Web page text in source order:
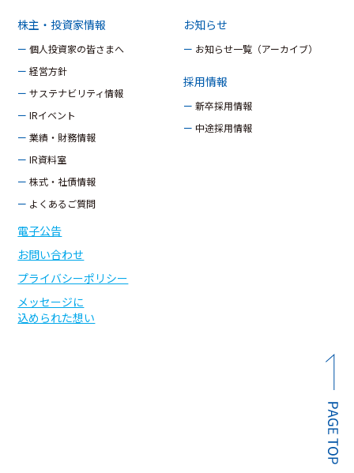
株主・投資家情報
ー 個人投資家の皆さまへ
ー 経営方針
ー サステナビリティ情報
ー IRイベント
ー 業績・財務情報
ー IR資料室
ー 株式・社債情報
ー よくあるご質問
お知らせ
ー お知らせ一覧（アーカイブ）
採用情報
ー 新卒採用情報
ー 中途採用情報
電子公告
お問い合わせ
プライバシーポリシー
メッセージに
込められた想い